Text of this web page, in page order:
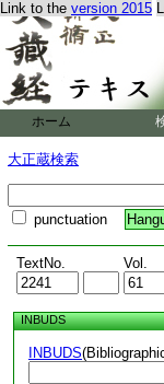
Link to the version 2015
ホーム
大正蔵検索
punctuation
TextNo. Vol.
INBUDS
INBUDS